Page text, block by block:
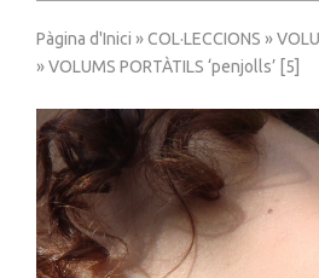
Pàgina d'Inici »COL·LECCIONS »
» VOLUMS PORTÀTILS ‘penjolls’ [5]